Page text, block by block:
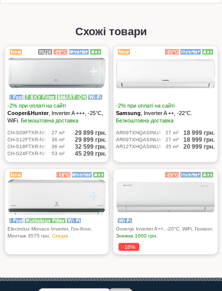
Схожі товари
-2% при оплаті на сайті
Cooper&Hunter, Inverter A +++, -25°С,
WiFi. Безкоштовна доставка
CH-S09FTXR-NG 27 m² 29 899 грн.
CH-S12FTXR-NG 36 m² 29 899 грн.
CH-S18FTXR-NG 36 m² 32 599 грн.
CH-S24FTXR-NG 53 m² 45 299 грн.
-2% при оплаті на сайті
Samsung, Inverter A ++, -22°С.
Безкоштовна доставка
AR09TXHQASINUA 27 m² 18 999 грн.
AR09TXHQASINUAI 27 m² 18 999 грн.
AR12TXHQASINUA 35 m² 20 999 грн.
Electrolux Monaco Inverter, Гон-Конг,
Mонтаж 3575 грн. Скидка
-18%
Gorenje Inverter A++, -20°С, WiFi, Гонконг.
Знижка 1000 грн.